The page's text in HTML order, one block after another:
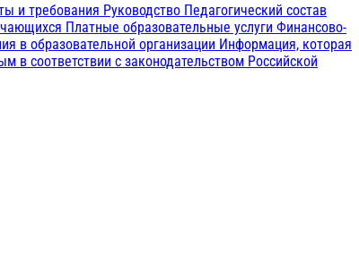
и требования Руководство Педагогический состав
Платные образовательные услуги Финансово-
в образовательной организации Информация, которая
в соответствии с законодательством Российской